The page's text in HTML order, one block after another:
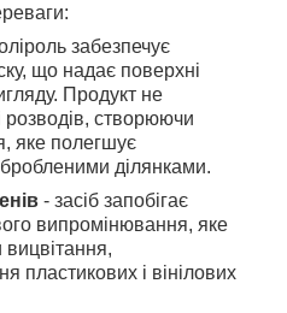
забезпечує
що надає поверхні
Продукт не
створюючи
яке полегшує
ділянками.
- засіб запобігає
випромінювання, яке
пластикових і вінілових